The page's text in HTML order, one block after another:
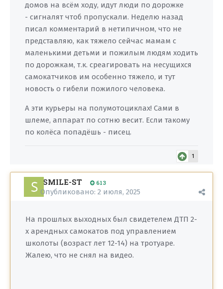
домов на всём ходу, идут люди по дорожке
- сигналят чтоб пропускали. Неделю назад
писал комментарий в нетипичном, что не
представляю, как тяжело сейчас мамам с
маленькими детьми и пожилым людям ходить
по дорожкам, т.к. среагировать на несущихся
самокатчиков им особенно тяжело, и тут
новость о гибели пожилого человека.
А эти курьеры на полумотоциклах! Сами в
шлеме, аппарат по сотню весит. Если такому
по колёса попадёшь - писец.
1
SMILE-ST 613
Опубликовано: 2 июля, 2025
На прошлых выходных был свидетелем ДТП 2-
х арендных самокатов под управлением
школоты (возраст лет 12-14) на тротуаре.
Жалею, что не снял на видео.